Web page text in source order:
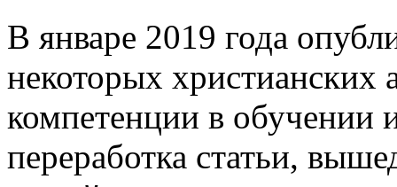
В январе 2019 года
некоторых христианских
компетенции в обучении
переработка статьи,